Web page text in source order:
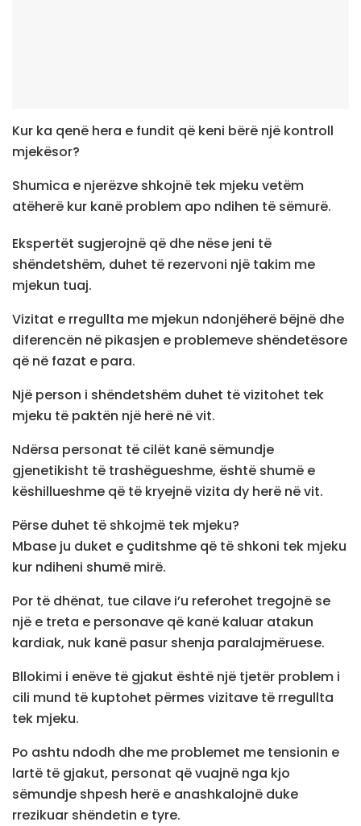
Kur ka qenë hera e fundit që keni bërë një kontroll
mjekësor?
Shumica e njerëzve shkojnë tek mjeku vetëm
atëherë kur kanë problem apo ndihen të sëmurë.
Ekspertët sugjerojnë që dhe nëse jeni të
shëndetshëm, duhet të rezervoni një takim me
mjekun tuaj.
Vizitat e rregullta me mjekun ndonjëherë bëjnë dhe
diferencën në pikasjen e problemeve shëndetësore
që në fazat e para.
Një person i shëndetshëm duhet të vizitohet tek
mjeku të paktën një herë në vit.
Ndërsa personat të cilët kanë sëmundje
gjenetikisht të trashëgueshme, është shumë e
këshillueshme që të kryejnë vizita dy herë në vit.
Përse duhet të shkojmë tek mjeku?
Mbase ju duket e çuditshme që të shkoni tek mjeku
kur ndiheni shumë mirë.
Por të dhënat, tue cilave i’u referohet tregojnë se
një e treta e personave që kanë kaluar atakun
kardiak, nuk kanë pasur shenja paralajmëruese.
Bllokimi i enëve të gjakut është një tjetër problem i
cili mund të kuptohet përmes vizitave të rregullta
tek mjeku.
Po ashtu ndodh dhe me problemet me tensionin e
lartë të gjakut, personat që vuajnë nga kjo
sëmundje shpesh herë e anashkalojnë duke
rrezikuar shëndetin e tyre.